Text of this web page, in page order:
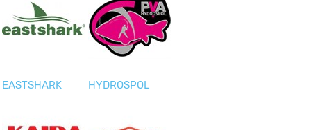
EASTSHARK HYDROSPOL